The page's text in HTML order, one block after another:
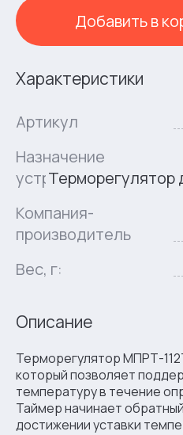
Характеристики
Артикул
Назначение
устройства
Терморегулятор
Компания-
производитель
Вес, г:
Добавить в
Описание
Терморегулятор МПРТ-
который позволяет
температуру в течение
Таймер начинает
достижении уставки